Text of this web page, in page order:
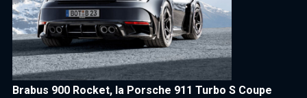
Brabus 900 Rocket, la Porsche 911 Turbo S Coupe